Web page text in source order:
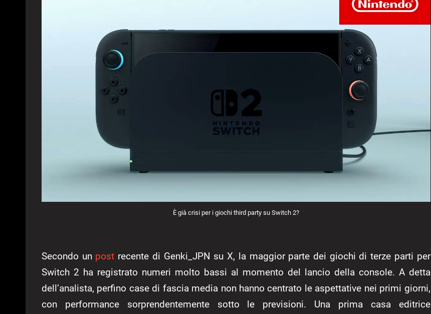
È già crisi per i giochi third party su Switch 2?
Secondo un post recente di Genki_JPN su X, la maggior parte dei giochi di terze parti per
Switch 2 ha registrato numeri molto bassi al momento del lancio della console. A detta
dell’analista, perfino case di fascia media non hanno centrato le aspettative nei primi giorni,
con performance sorprendentemente sotto le previsioni. Una prima casa editrice